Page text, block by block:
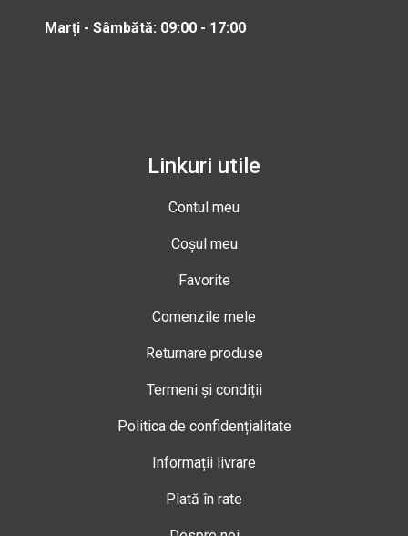
Marți - Sâmbătă: 09:00 - 17:00
Linkuri utile
Contul meu
Coșul meu
Favorite
Comenzile mele
Returnare produse
Termeni și condiții
Politica de confidențialitate
Informații livrare
Plată în rate